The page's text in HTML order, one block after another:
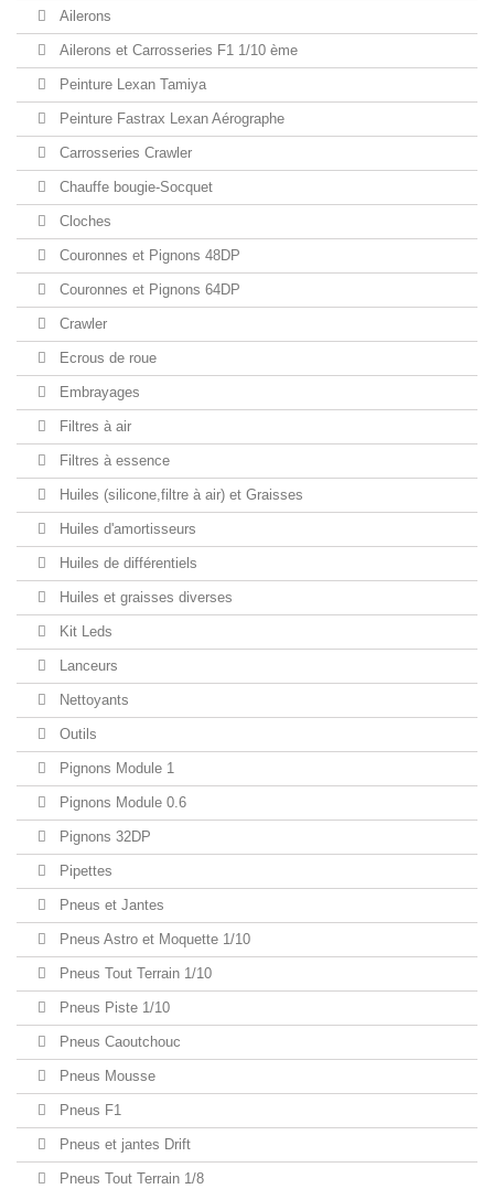
Ailerons
Ailerons et Carrosseries F1 1/10 ème
Peinture Lexan Tamiya
Peinture Fastrax Lexan Aérographe
Carrosseries Crawler
Chauffe bougie-Socquet
Cloches
Couronnes et Pignons 48DP
Couronnes et Pignons 64DP
Crawler
Ecrous de roue
Embrayages
Filtres à air
Filtres à essence
Huiles (silicone,filtre à air) et Graisses
Huiles d'amortisseurs
Huiles de différentiels
Huiles et graisses diverses
Kit Leds
Lanceurs
Nettoyants
Outils
Pignons Module 1
Pignons Module 0.6
Pignons 32DP
Pipettes
Pneus et Jantes
Pneus Astro et Moquette 1/10
Pneus Tout Terrain 1/10
Pneus Piste 1/10
Pneus Caoutchouc
Pneus Mousse
Pneus F1
Pneus et jantes Drift
Pneus Tout Terrain 1/8